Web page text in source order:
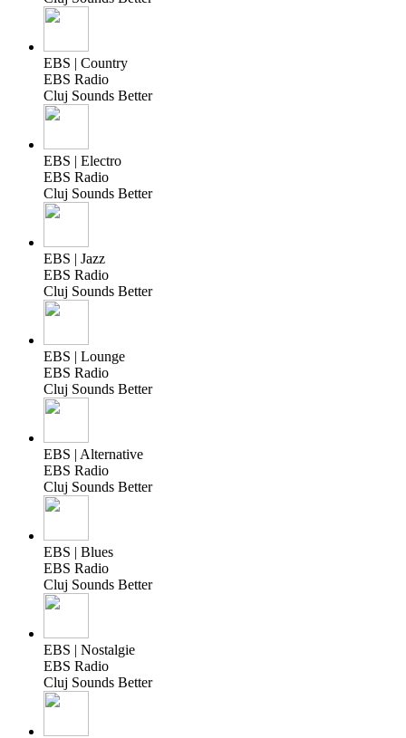
EBS | Country
EBS Radio
Cluj Sounds Better
EBS | Electro
EBS Radio
Cluj Sounds Better
EBS | Jazz
EBS Radio
Cluj Sounds Better
EBS | Lounge
EBS Radio
Cluj Sounds Better
EBS | Alternative
EBS Radio
Cluj Sounds Better
EBS | Blues
EBS Radio
Cluj Sounds Better
EBS | Nostalgie
EBS Radio
Cluj Sounds Better